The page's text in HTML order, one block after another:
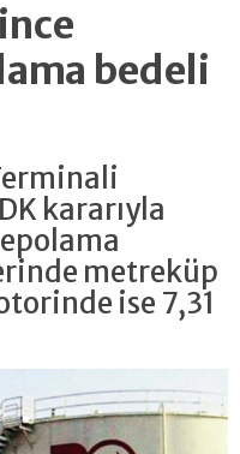
bedeli
kararıyla
metreküp
ise 7,31